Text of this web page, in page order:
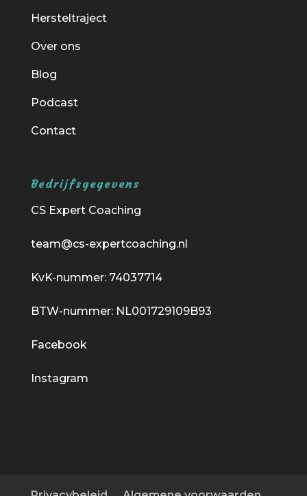
Hersteltraject
Over ons
Blog
Podcast
Contact
Bedrijfsgegevens
CS Expert Coaching
team@cs-expertcoaching.nl
KvK-nummer: 74037714
BTW-nummer: NL001729109B93
Facebook
Instagram